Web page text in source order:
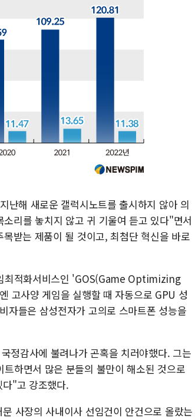
난해 새로운 갤럭시노트를 출시하지 않아 의
리를 놓치지 않고 귀 기울여 듣고 있다"면서
받는 제품이 될 것이고, 최첨단 혁신을 바로
최적화서비스인 'GOS(Game Optimizing
고사양 게임을 실행할 때 자동으로 GPU 성
자들은 삼성전자가 고의로 스마트폰 성능을
정감사에 불려나가 곤혹을 치러야했다. 그는
하면서 많은 분들의 불만이 해소된 것으로
"고 강조했다.
사장의 사내이사 선임건이 안건으로 올랐는